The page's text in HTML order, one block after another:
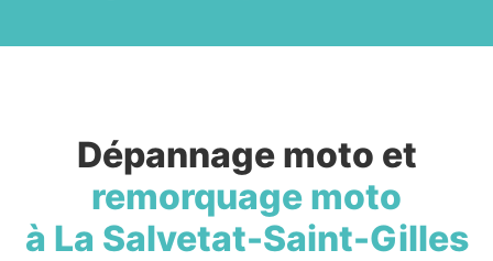
Dépannage moto et
remorquage moto
à La Salvetat-Saint-Gilles